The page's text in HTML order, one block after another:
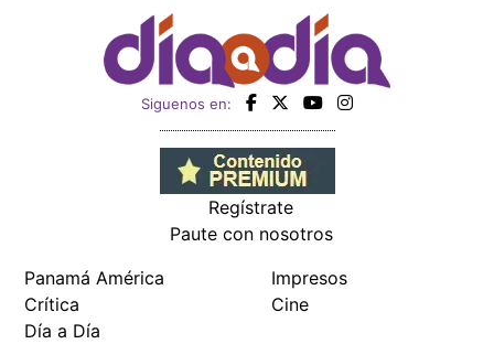
Siguenos en:
Regístrate
Paute con nosotros
Panamá América
Crítica
Día a Día
Impresos
Cine